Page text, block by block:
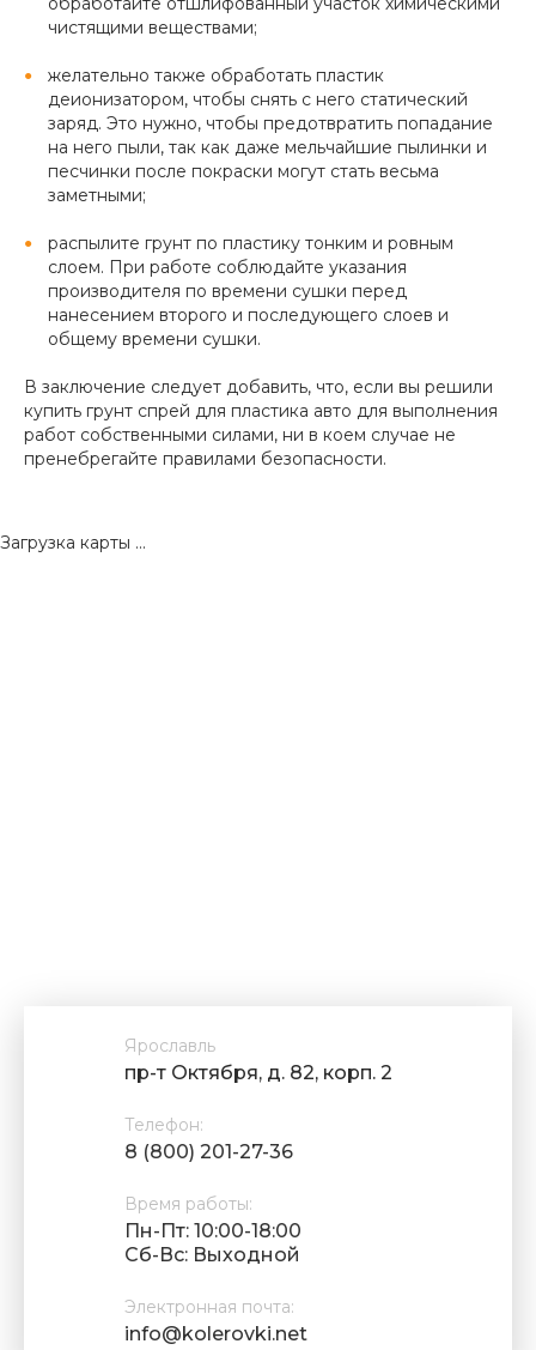
чистящими веществами;
желательно также обработать пластик
деионизатором, чтобы снять с него статический
заряд. Это нужно, чтобы предотвратить попадание
на него пыли, так как даже мельчайшие пылинки и
песчинки после покраски могут стать весьма
заметными;
распылите грунт по пластику тонким и ровным
слоем. При работе соблюдайте указания
производителя по времени сушки перед
нанесением второго и последующего слоев и
общему времени сушки.
В заключение следует добавить, что, если вы решили
купить грунт спрей для пластика авто для выполнения
работ собственными силами, ни в коем случае не
пренебрегайте правилами безопасности.
Загрузка карты ...
Ярославль
пр-т Октября, д. 82, корп. 2
Телефон:
8 (800) 201-27-36
Время работы:
Пн-Пт: 10:00-18:00
Cб-Вс: Выходной
Электронная почта:
info@kolerovki.net